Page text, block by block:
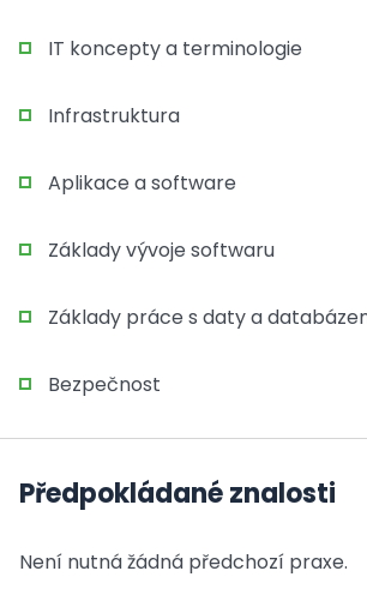
IT koncepty a terminologie
Infrastruktura
Aplikace a software
Základy vývoje softwaru
Základy práce s daty a
Bezpečnost
Předpokládané znalosti
Není nutná žádná předchozí praxe.